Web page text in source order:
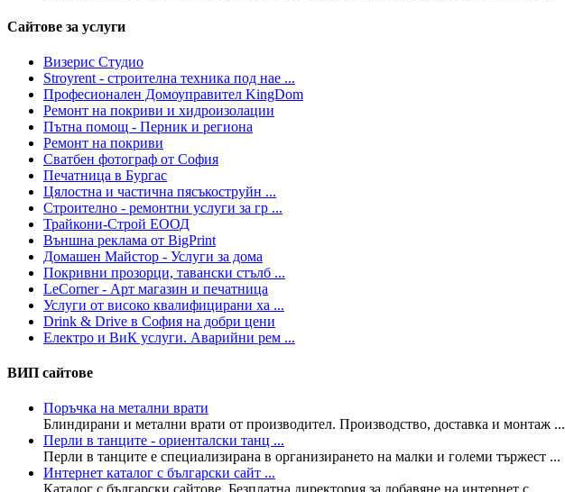
Сайтове за услуги
Визерис Студио
Stroyrent - строителна техника под нае ...
Професионален Домоуправител KingDom
Ремонт на покриви и хидроизолации
Пътна помощ - Перник и региона
Ремонт на покриви
Сватбен фотограф от София
Печатница в Бургас
Цялостна и частична пясъкоструйн ...
Строително - ремонтни услуги за гр ...
Трайкони-Строй ЕООД
Външна реклама от BigPrint
Домашен Майстор - Услуги за дома
Покривни прозорци, тавански стълб ...
LeCorner - Арт магазин и печатница
Услуги от високо квалифицирани ха ...
Drink & Drive в София на добри цени
Електро и ВиК услуги. Аварийни рем ...
ВИП сайтове
Поръчка на метални врати
Блиндирани и метални врати от производител. Производство, доставка и монтаж ...
Перли в танците - ориенталски танц ...
Перли в танците е специализирана в организирането на малки и големи тържест ...
Интернет каталог с български сайт ...